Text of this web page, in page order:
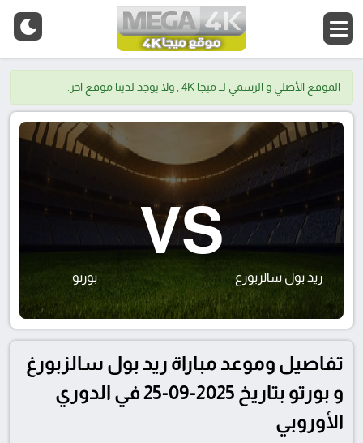
الموقع الأصلي و الرسمي لــ ميجا 4K , ولا يوجد لدينا موقع اخر.
ريد بول سالزبورغ
VS
بورتو
تفاصيل وموعد مباراة ريد بول سالزبورغ
و بورتو بتاريخ 2025-09-25 في الدوري
الأوروبي